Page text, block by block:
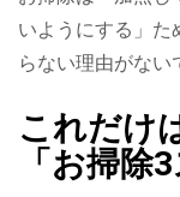
いようにする」
らない理由がない
これだけ
「お掃除